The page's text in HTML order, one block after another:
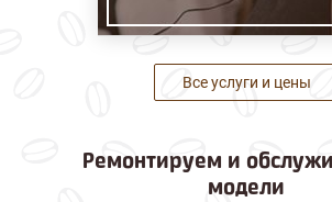
Все услуги и цены
Ремонтируем и
модели